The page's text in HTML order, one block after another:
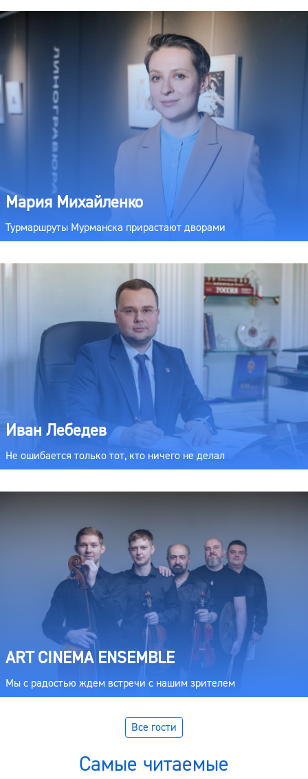
Мария Михайленко
Турмаршруты Мурманска прирастают дворами
Иван Лебедев
Не ошибается только тот, кто ничего не делал
ART CINEMA ENSEMBLE
Мы с радостью ждем встречи с нашим зрителем
Все гости
Самые читаемые